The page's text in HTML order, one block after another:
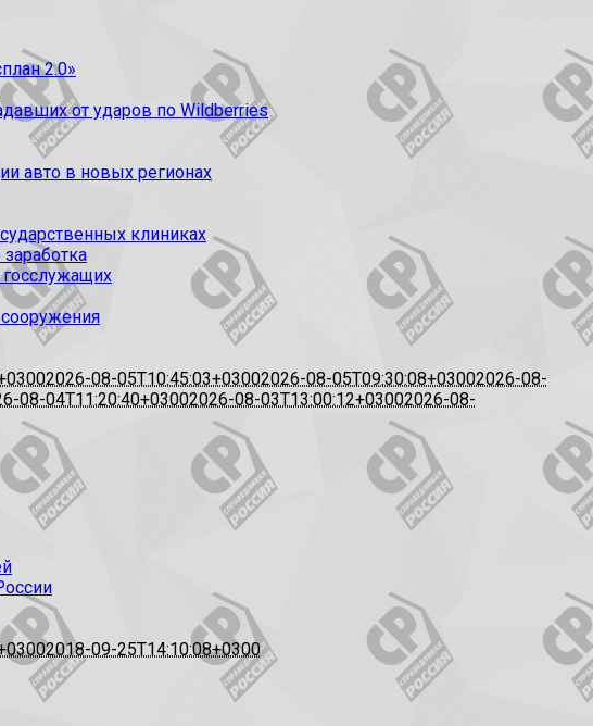
2.0»
от ударов по Wildberries
авто в новых регионах
клиниках
госслужащих
2026-08-05T10:45:03+03002026-08-05T09:30:08+03002026-08-
08-04T11:20:40+03002026-08-03T13:00:12+03002026-08-
2018-09-25T14:10:08+0300